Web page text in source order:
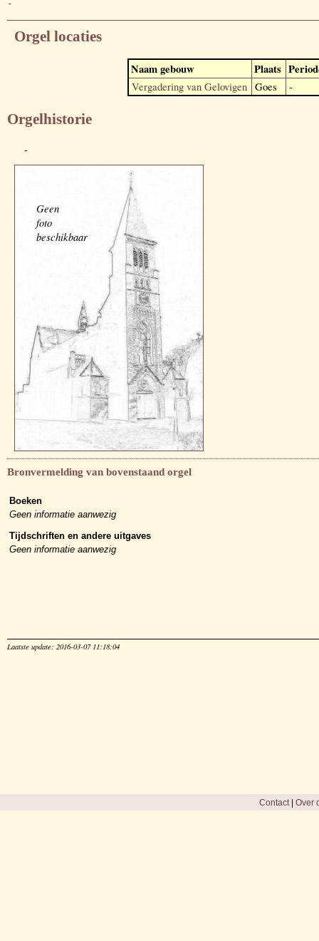
Orgel locaties
Naam gebouw Plaats
Vergadering van Gelovigen Goes -
Orgelhistorie
-
Geen
foto
beschikbaar
Bronvermelding van bovenstaand orgel
Boeken
Geen informatie aanwezig
Tijdschriften en andere uitgaves
Geen informatie aanwezig
Laatste update: 2016-03-07 11:18:04
Contact| Over